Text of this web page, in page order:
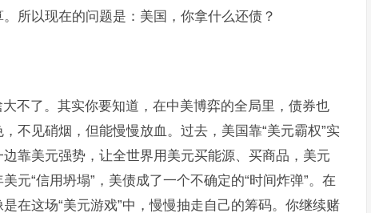
所以现在的问题是：美国，你拿什么还债？
不了。其实你要知道，在中美博弈的全局里，债券也
不见硝烟，但能慢慢放血。过去，美国靠“美元霸权”实
靠美元强势，让全世界用美元买能源、买商品，美元
元“信用坍塌”，美债成了一个不确定的“时间炸弹”。在
在这场“美元游戏”中，慢慢抽走自己的筹码。你继续赌